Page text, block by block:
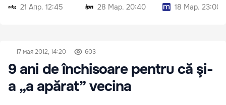
21 Апр. 12:45
28 Мар. 20:40
18 Мар. 23:00
17 мая 2012, 14:20 603
9 ani de închisoare pentru că şi-
a „a apărat” vecina